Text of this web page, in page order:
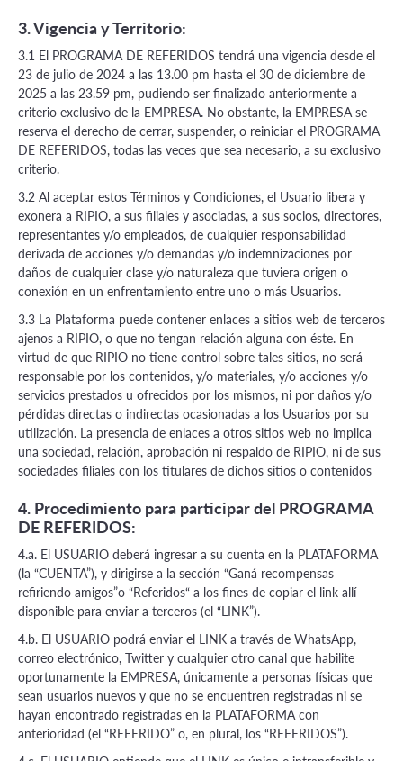
3. Vigencia y Territorio:
3.1 El PROGRAMA DE REFERIDOS tendrá una vigencia desde el
23 de julio de 2024 a las 13.00 pm hasta el 30 de diciembre de
2025 a las 23.59 pm, pudiendo ser finalizado anteriormente a
criterio exclusivo de la EMPRESA. No obstante, la EMPRESA se
reserva el derecho de cerrar, suspender, o reiniciar el PROGRAMA
DE REFERIDOS, todas las veces que sea necesario, a su exclusivo
criterio.
3.2 Al aceptar estos Términos y Condiciones, el Usuario libera y
exonera a RIPIO, a sus filiales y asociadas, a sus socios, directores,
representantes y/o empleados, de cualquier responsabilidad
derivada de acciones y/o demandas y/o indemnizaciones por
daños de cualquier clase y/o naturaleza que tuviera origen o
conexión en un enfrentamiento entre uno o más Usuarios.
3.3 La Plataforma puede contener enlaces a sitios web de terceros
ajenos a RIPIO, o que no tengan relación alguna con éste. En
virtud de que RIPIO no tiene control sobre tales sitios, no será
responsable por los contenidos, y/o materiales, y/o acciones y/o
servicios prestados u ofrecidos por los mismos, ni por daños y/o
pérdidas directas o indirectas ocasionadas a los Usuarios por su
utilización. La presencia de enlaces a otros sitios web no implica
una sociedad, relación, aprobación ni respaldo de RIPIO, ni de sus
sociedades filiales con los titulares de dichos sitios o contenidos
4. Procedimiento para participar del PROGRAMA
DE REFERIDOS:
4.a. El USUARIO deberá ingresar a su cuenta en la PLATAFORMA
(la “CUENTA”), y dirigirse a la sección “Ganá recompensas
refiriendo amigos”o “Referidos“ a los fines de copiar el link allí
disponible para enviar a terceros (el “LINK”).
4.b. El USUARIO podrá enviar el LINK a través de WhatsApp,
correo electrónico, Twitter y cualquier otro canal que habilite
oportunamente la EMPRESA, únicamente a personas físicas que
sean usuarios nuevos y que no se encuentren registradas ni se
hayan encontrado registradas en la PLATAFORMA con
anterioridad (el “REFERIDO” o, en plural, los “REFERIDOS”).